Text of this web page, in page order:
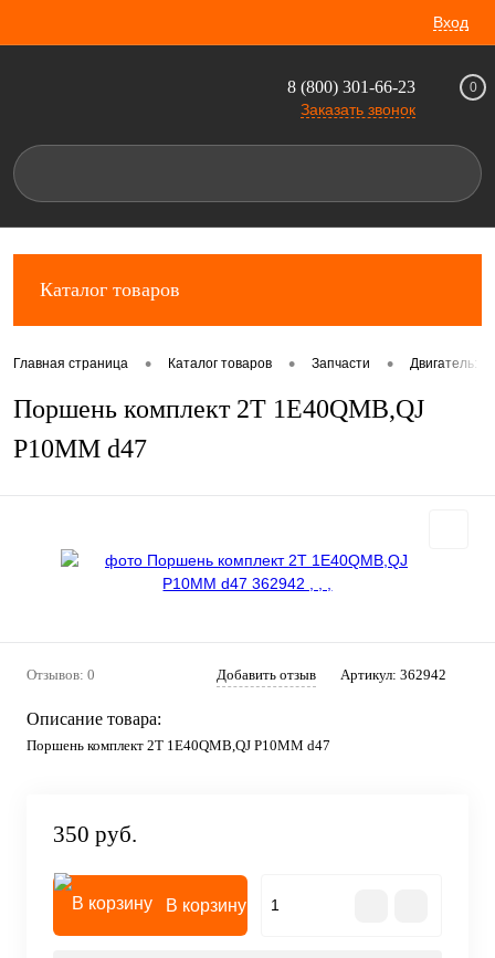
Вход
8 (800) 301-66-23
Заказать звонок
0
Каталог товаров
Главная страница • Каталог товаров • Запчасти • Двигатель:
Поршень комплект 2Т 1E40QMB,QJ
P10MM d47
Отзывов: 0 Добавить отзыв Артикул: 362942
Описание товара:
Поршень комплект 2Т 1E40QMB,QJ P10MM d47
350 руб.
В корзину